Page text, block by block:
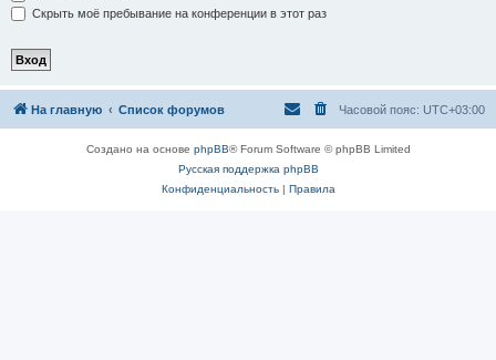
Скрыть моё пребывание на конференции в этот раз
На главную Список форумов Часовой пояс: UTC+03:00
Создано на основе phpBB® Forum Software © phpBB Limited
Русская поддержка phpBB
Конфиденциальность| Правила